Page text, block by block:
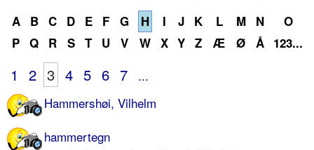
A B C D E F G H I J K L M N
O
P Q R S T U V W X Y Z Æ Ø Å 123...
1 2 3 4 5 6 7
...
Hammershøi, Vilhelm
hammertegn